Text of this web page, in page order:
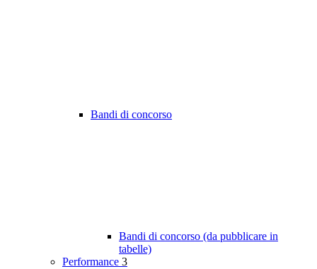
Bandi di concorso
Bandi di concorso (da pubblicare in
tabelle)
Performance 3